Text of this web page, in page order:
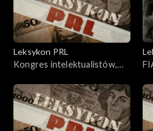
Leksykon PRL
Kongres intelektualistów,